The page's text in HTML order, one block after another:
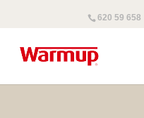
620 59 658